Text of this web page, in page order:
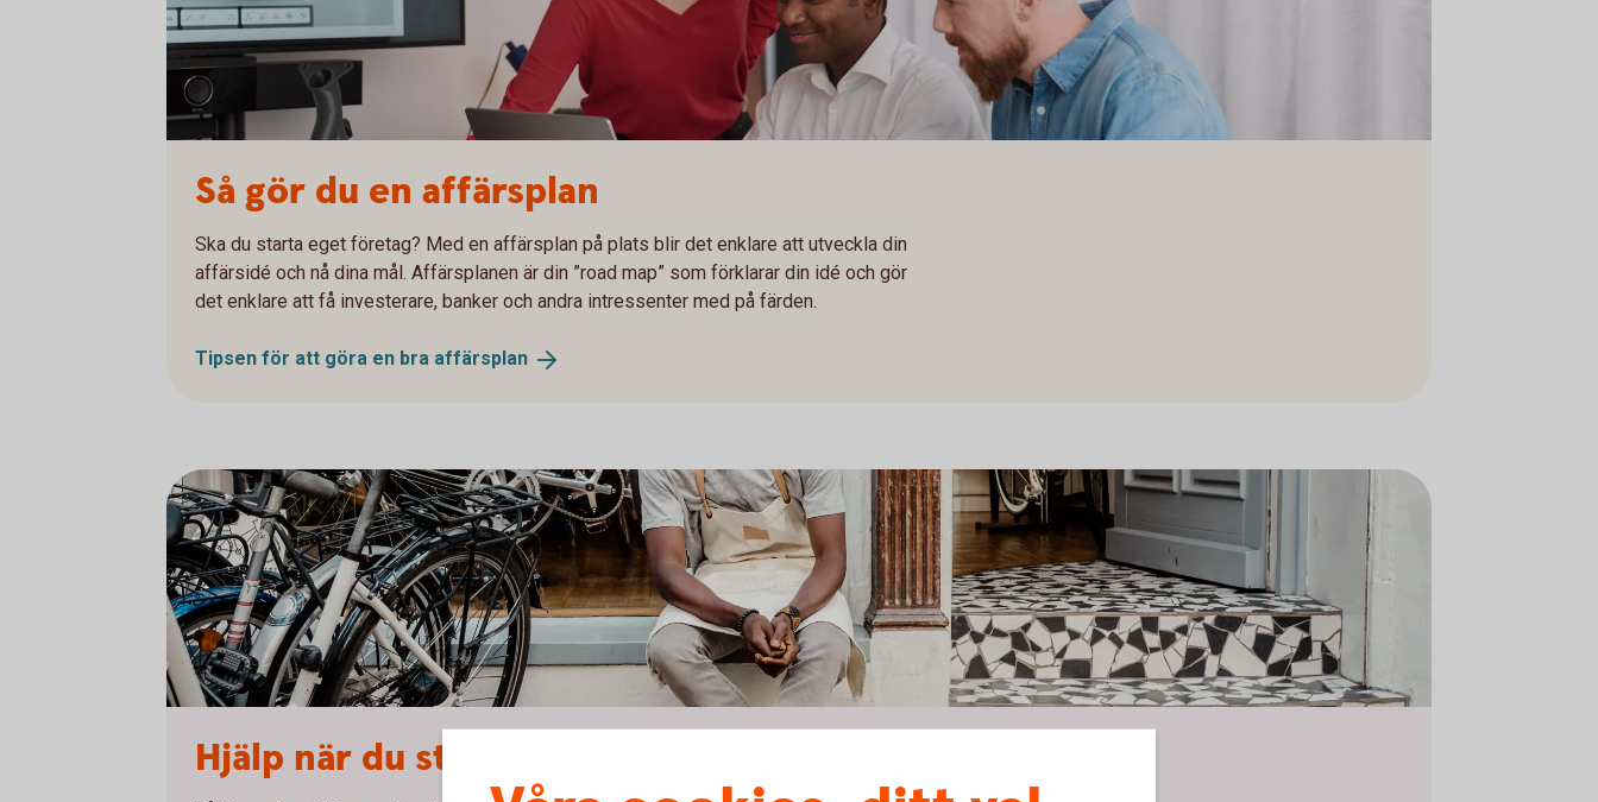
Så gör du en affärsplan
Ska du starta eget företag? Med en affärsplan på plats blir det enklare att utveckla din
affärsidé och nå dina mål. Affärsplanen är din ”road map” som förklarar din idé och gör
det enklare att få investerare, banker och andra intressenter med på färden.
Tipsen för att göra en bra affärsplan
Hjälp när du startar eget?